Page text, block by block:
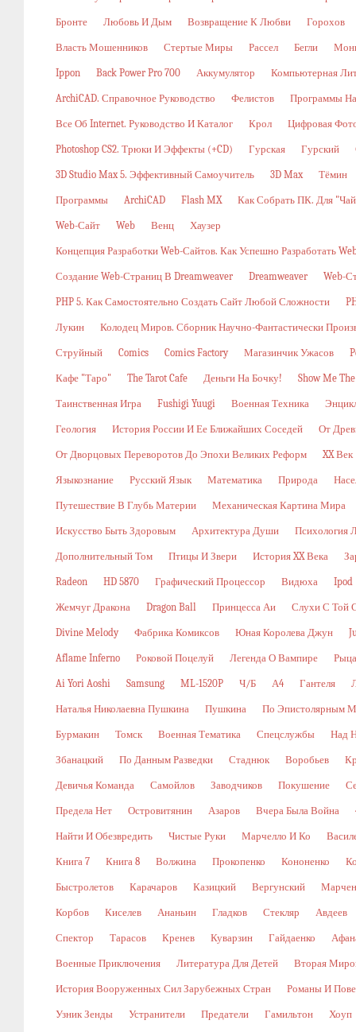
Бронте Любовь И Дым Возвращение К Любви Горохов
Власть Мошенников Стертые Миры Рассел Бегли
Ippon Back Power Pro 700 Аккумулятор Компьютерная
ArchiCAD. Справочное Руководство Фелистов Программы
Все Об Internet. Руководство И Каталог Крол Цифровая
Photoshop CS2. Трюки И Эффекты (+CD) Гурская Гурский
3D Studio Max 5. Эффективный Самоучитель 3D Max Тёмин
Программы ArchiCAD Flash MX Как Собрать ПК. Для
Web-Сайт Web Венц Хаузер
Концепция Разработки Web-Сайтов. Как Успешно Разработать
Создание Web-Страниц В Dreamweaver Dreamweaver Web-
PHP 5. Как Самостоятельно Создать Сайт Любой Сложности
Лукин Колодец Миров. Сборник Научно-Фантастически
Струйный Comics Comics Factory Магазинчик Ужасов
Кафе "Таро" The Tarot Cafe Деньги На Бочку! Show Me
Таинственная Игра Fushigi Yuugi Военная Техника
Геология История России И Ее Ближайших Соседей От
От Дворцовых Переворотов До Эпохи Великих Реформ XX Век
Языкознание Русский Язык Математика Природа
Путешествие В Глубь Материи Механическая Картина Мира
Искусство Быть Здоровым Архитектура Души Психология
Дополнительный Том Птицы И Звери История XX Века
Radeon HD 5870 Графический Процессор Видюха Ipod
Жемчуг Дракона Dragon Ball Принцесса Аи Слухи С Той
Divine Melody Фабрика Комиксов Юная Королева Джун
Aflame Inferno Роковой Поцелуй Легенда О Вампире
Ai Yori Aoshi Samsung ML-1520P Ч/б А4 Гантеля
Наталья Николаевна Пушкина Пушкина По Эпистолярным
Бурмакин Томск Военная Тематика Спецслужбы Над
Збанацкий По Данным Разведки Стаднюк Воробьев
Девичья Команда Самойлов Заводчиков Покушение
Предела Нет Островитянин Азаров Вчера Была Война
Найти И Обезвредить Чистые Руки Марчелло И Ко
Книга 7 Книга 8 Волжина Прокопенко Кононенко
Быстролетов Карачаров Казицкий Вергунский
Корбов Киселев Ананьин Гладков Стекляр Авдеев
Спектор Тарасов Кренев Куварзин Гайдаенко
Военные Приключения Литература Для Детей Вторая
История Вооруженных Сил Зарубежных Стран Романы И
Узник Зенды Устранители Предатели Гамильтон Хоуп